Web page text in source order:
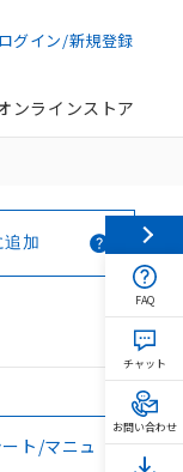
ログイン/新規登録
ンラインストア
追加
ト/マニュ
FAQ
チャット
お問い合わせ